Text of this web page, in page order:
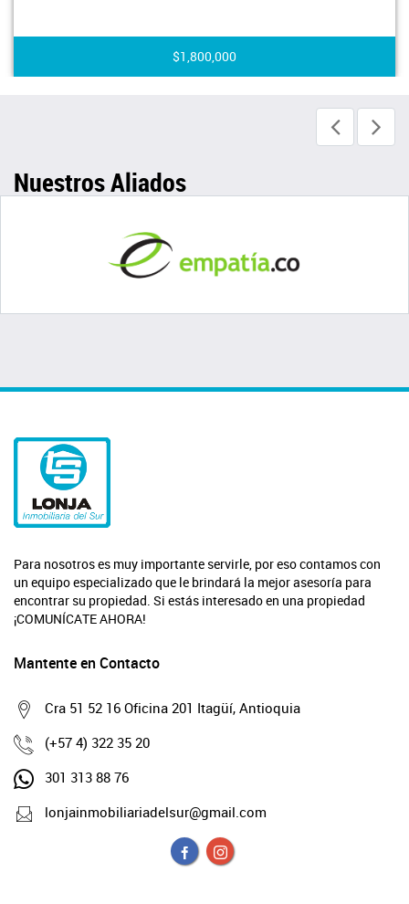
$1,800,000
Nuestros Aliados
Para nosotros es muy importante servirle, por eso contamos con
un equipo especializado que le brindará la mejor asesoría para
encontrar su propiedad. Si estás interesado en una propiedad
¡COMUNÍCATE AHORA!
Mantente en Contacto
Cra 51 52 16 Oficina 201 Itagüí, Antioquia
(+57 4) 322 35 20
301 313 88 76
lonjainmobiliariadelsur@gmail.com